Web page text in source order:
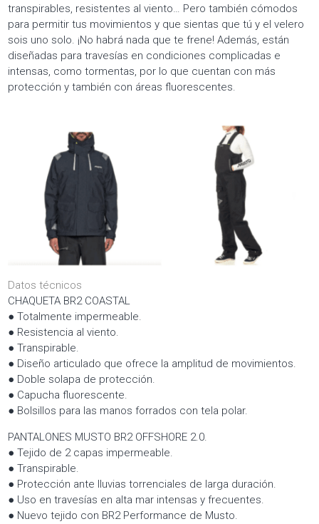
transpirables, resistentes al viento… Pero también cómodos
para permitir tus movimientos y que sientas que tú y el velero
sois uno solo. ¡No habrá nada que te frene! Además, están
diseñadas para travesías en condiciones complicadas e
intensas, como tormentas, por lo que cuentan con más
protección y también con áreas fluorescentes.
Datos técnicos
CHAQUETA BR2 COASTAL
● Totalmente impermeable.
● Resistencia al viento.
● Transpirable.
● Diseño articulado que ofrece la amplitud de movimientos.
● Doble solapa de protección.
● Capucha fluorescente.
● Bolsillos para las manos forrados con tela polar.
PANTALONES MUSTO BR2 OFFSHORE 2.0.
● Tejido de 2 capas impermeable.
● Transpirable.
● Protección ante lluvias torrenciales de larga duración.
● Uso en travesías en alta mar intensas y frecuentes.
● Nuevo tejido con BR2 Performance de Musto.